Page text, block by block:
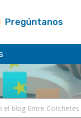
Pregúntanos